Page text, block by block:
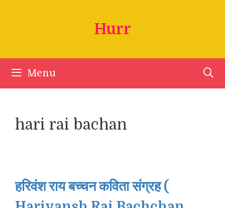
Hurr
Menu
hari rai bachan
हरिवंश राय बच्चन कविता संग्रह (